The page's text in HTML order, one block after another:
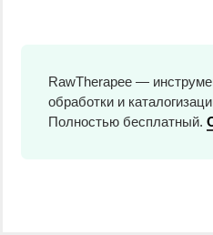
RawTherapee —
обработки и
Полностью бесплатный.